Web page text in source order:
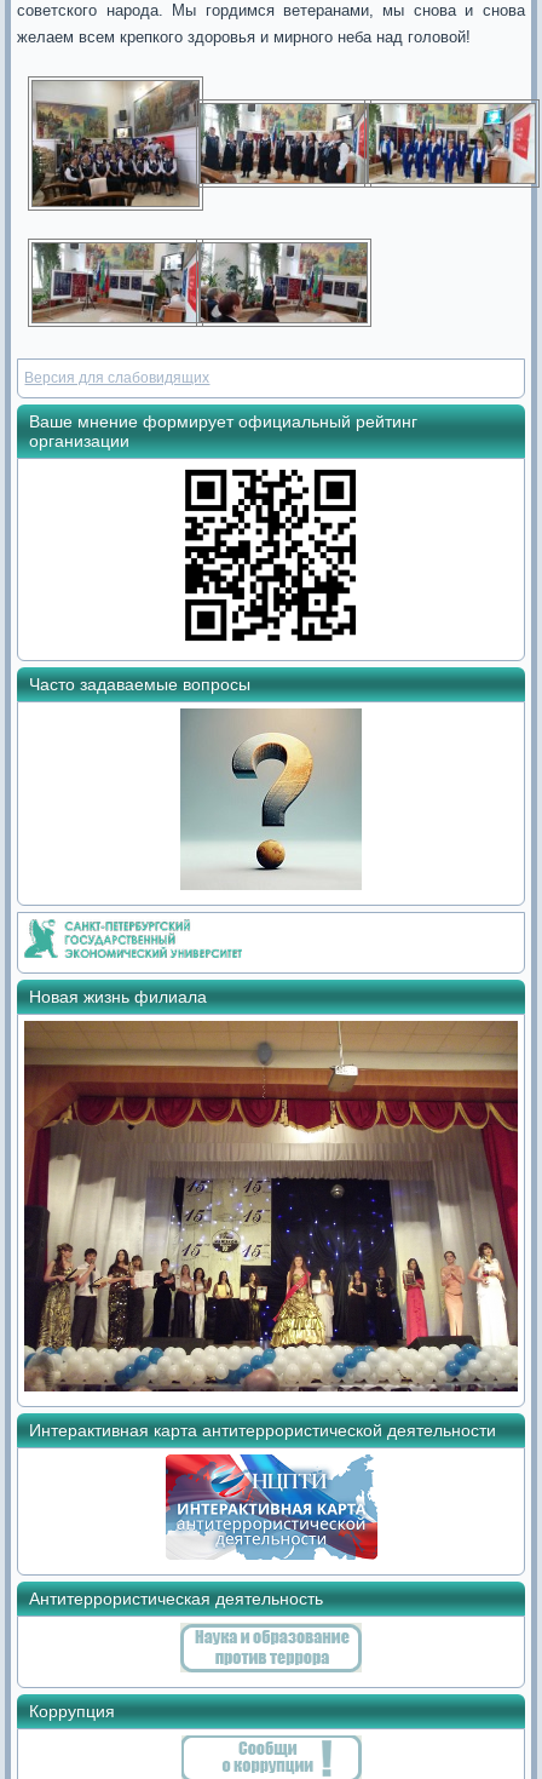
советского народа. Мы гордимся ветеранами, мы снова и снова
желаем всем крепкого здоровья и мирного неба над головой!
Версия для слабовидящих
Ваше мнение формирует официальный рейтинг
организации
Часто задаваемые вопросы
Новая жизнь филиала
Интерактивная карта антитеррористической деятельности
Антитеррористическая деятельность
Коррупция